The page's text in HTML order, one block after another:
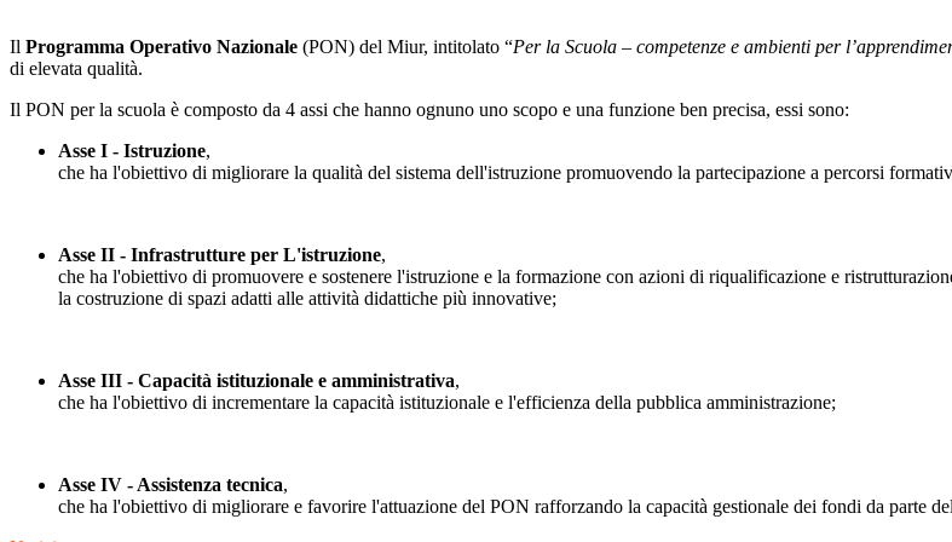
Il Programma Operativo Nazionale (PON) del Miur, intitolato “Per la Scuola – competenze e ambienti per
di elevata qualità.
Il PON per la scuola è composto da 4 assi che hanno ognuno uno scopo e una funzione ben precisa, essi sono:
Asse I - Istruzione,
che ha l'obiettivo di migliorare la qualità del sistema dell'istruzione promuovendo la partecipazione a percorsi
Asse II - Infrastrutture per L'istruzione,
che ha l'obiettivo di promuovere e sostenere l'istruzione e la formazione con azioni di riqualificazione e
la costruzione di spazi adatti alle attività didattiche più innovative;
Asse III - Capacità istituzionale e amministrativa,
che ha l'obiettivo di incrementare la capacità istituzionale e l'efficienza della pubblica amministrazione;
Asse IV - Assistenza tecnica,
che ha l'obiettivo di migliorare e favorire l'attuazione del PON rafforzando la capacità gestionale dei fondi da parte